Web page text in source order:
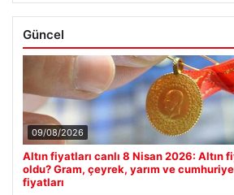
Güncel
09/08/2026
Altın fiyatları canlı 8 Nisan 2026: Altın
oldu? Gram, çeyrek, yarım ve cumhuriyet
fiyatları